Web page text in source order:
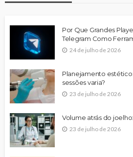
Por Que Grandes
Telegram Como
24 de julho de 2026
Planejamento
sessões varia?
23 de julho de 2026
Volume atrás do
23 de julho de 2026